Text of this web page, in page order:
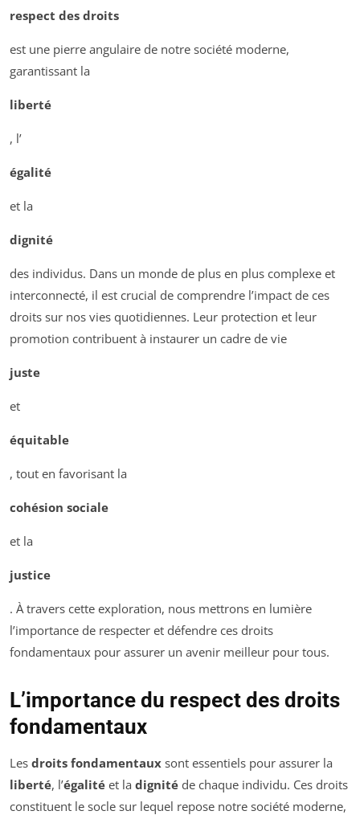
respect des droits
est une pierre angulaire de notre société moderne,
garantissant la
liberté
, l’
égalité
et la
dignité
des individus. Dans un monde de plus en plus complexe et
interconnecté, il est crucial de comprendre l’impact de ces
droits sur nos vies quotidiennes. Leur protection et leur
promotion contribuent à instaurer un cadre de vie
juste
et
équitable
, tout en favorisant la
cohésion sociale
et la
justice
. À travers cette exploration, nous mettrons en lumière
l’importance de respecter et défendre ces droits
fondamentaux pour assurer un avenir meilleur pour tous.
L’importance du respect des droits
fondamentaux
Les droits fondamentaux sont essentiels pour assurer la
liberté, l’égalité et la dignité de chaque individu. Ces droits
constituent le socle sur lequel repose notre société moderne,